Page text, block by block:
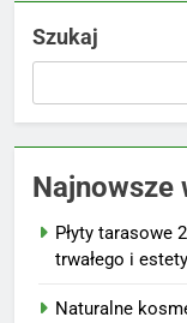
Szukaj
Najnowsze
Płyty tarasowe
trwałego i
Naturalne